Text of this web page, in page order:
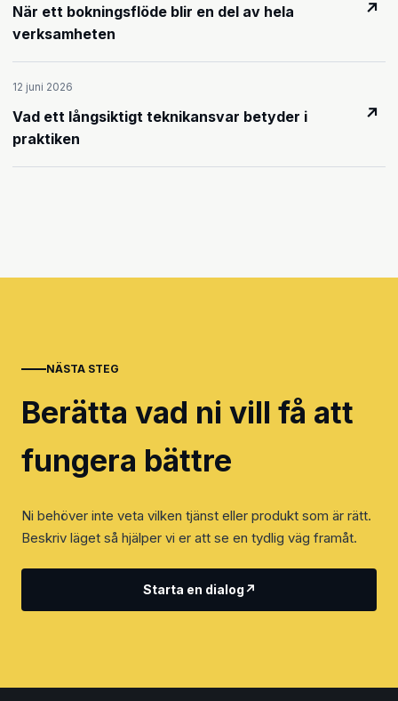
När ett bokningsflöde blir en del av hela
verksamheten
↗
12 juni 2026
Vad ett långsiktigt teknikansvar betyder i
praktiken
↗
NÄSTA STEG
Berätta vad ni vill få att
fungera bättre
Ni behöver inte veta vilken tjänst eller produkt som är rätt.
Beskriv läget så hjälper vi er att se en tydlig väg framåt.
Starta en dialog↗